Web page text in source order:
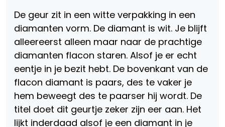
De geur zit in een witte verpakking in een
diamanten vorm. De diamant is wit. Je blijft
alleereerst alleen maar naar de prachtige
diamanten flacon staren. Alsof je er echt
eentje in je bezit hebt. De bovenkant van de
flacon diamant is paars, des te vaker je
hem beweegt des te paarser hij wordt. De
titel doet dit geurtje zeker zijn eer aan. Het
lijkt inderdaad alsof je een diamant in je